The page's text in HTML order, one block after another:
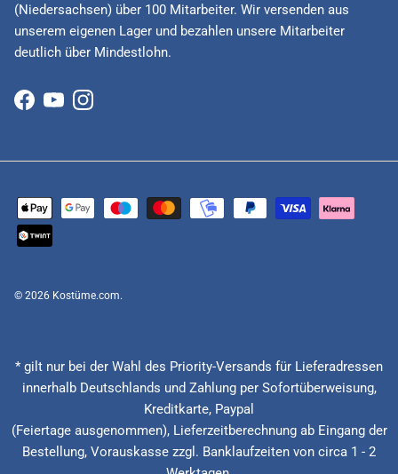
(Niedersachsen) über 100 Mitarbeiter. Wir versenden aus
unserem eigenen Lager und bezahlen unsere Mitarbeiter
deutlich über Mindestlohn.
Facebook
YouTubeInstagram
© 2026 Kostüme.com.
* gilt nur bei der Wahl des Priority-Versands für Lieferadressen
innerhalb Deutschlands und Zahlung per Sofortüberweisung,
Kreditkarte, Paypal
(Feiertage ausgenommen), Lieferzeitberechnung ab Eingang der
Bestellung, Vorauskasse zzgl. Banklaufzeiten von circa 1 - 2